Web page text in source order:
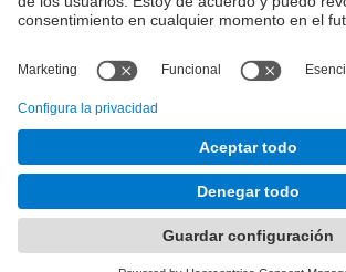
Formulario de contacto
Gabinete de Planificación, Evaluación y
Desarrollado con